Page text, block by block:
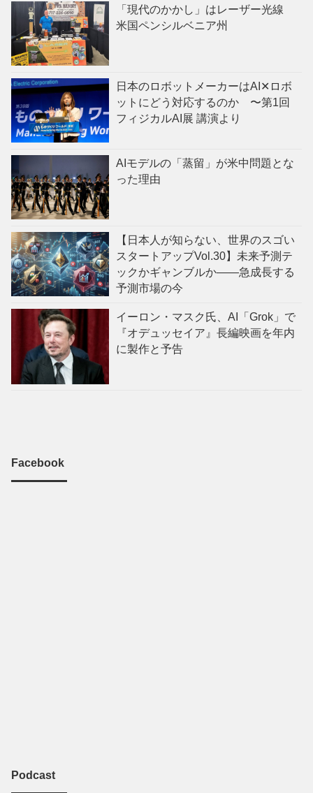
「現代のかかし」はレーザー光線
米国ペンシルベニア州
日本のロボットメーカーはAI✕ロボ
ットにどう対応するのか 〜第1回
フィジカルAI展 講演より
AIモデルの「蒸留」が米中問題とな
った理由
【日本人が知らない、世界のスゴい
スタートアップVol.30】未来予測テ
ックかギャンブルか——急成長する
予測市場の今
イーロン・マスク氏、AI「Grok」で
『オデュッセイア』長編映画を年内
に製作と予告
Facebook
Podcast